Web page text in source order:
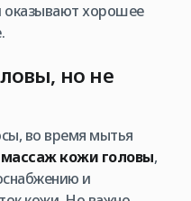
оказывают хорошее
но не
во время мытья
кожи головы,
и